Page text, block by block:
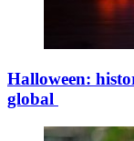
Halloween:
global